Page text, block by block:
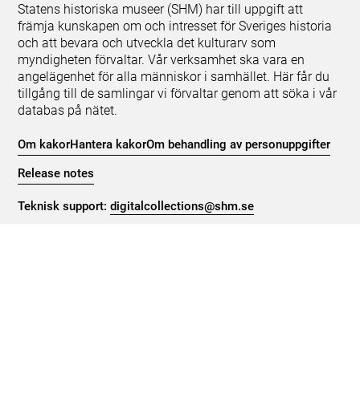
Statens historiska museer (SHM) har till uppgift att
främja kunskapen om och intresset för Sveriges historia
och att bevara och utveckla det kulturarv som
myndigheten förvaltar. Vår verksamhet ska vara en
angelägenhet för alla människor i samhället. Här får du
tillgång till de samlingar vi förvaltar genom att söka i vår
databas på nätet.
Om kakorHantera kakorOm behandling av personuppgifter
Release notes
Teknisk support:digitalcollections@shm.se